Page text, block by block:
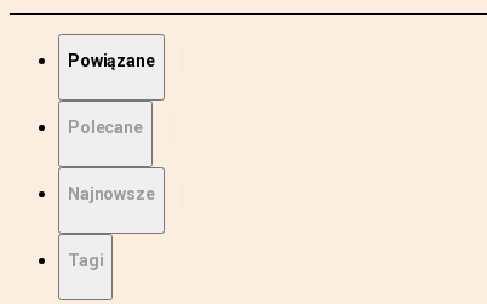
Powiązane
Polecane
Najnowsze
Tagi